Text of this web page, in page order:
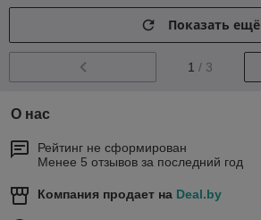
Показать ещё
1 / 3
О нас
Рейтинг не сформирован
Менее 5 отзывов за последний год
Компания продает на Deal.by